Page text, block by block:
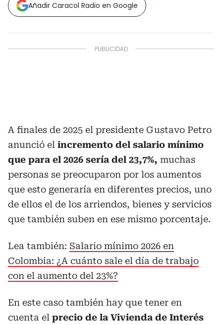
Añadir Caracol Radio en Google
A finales de 2025 el presidente Gustavo Petro
anunció el incremento del salario mínimo
que para el 2026 sería del 23,7%, muchas
personas se preocuparon por los aumentos
que esto generaría en diferentes precios, uno
de ellos el de los arriendos, bienes y servicios
que también suben en ese mismo porcentaje.
Lea también: Salario mínimo 2026 en
Colombia: ¿A cuánto sale el día de trabajo
con el aumento del 23%?
En este caso también hay que tener en
cuenta el precio de la Vivienda de Interés